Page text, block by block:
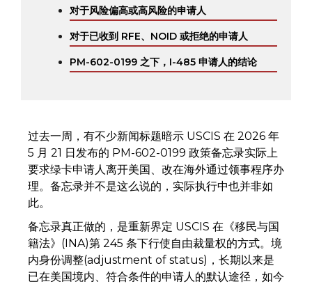
对于风险偏高或高风险的申请人
对于已收到 RFE、NOID 或拒绝的申请人
PM-602-0199 之下，I-485 申请人的结论
过去一周，有不少新闻标题暗示 USCIS 在 2026 年
5 月 21 日发布的 PM-602-0199 政策备忘录实际上
要求绿卡申请人离开美国、改在海外通过领事程序办
理。备忘录并不是这么说的，实际执行中也并非如
此。
备忘录真正做的，是重新界定 USCIS 在《移民与国
籍法》(INA)第 245 条下行使自由裁量权的方式。境
内身份调整(adjustment of status)，长期以来是
已在美国境内、符合条件的申请人的默认途径，如今